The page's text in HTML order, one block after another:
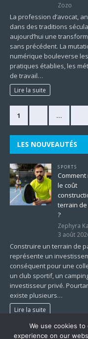
Zozo
La profession d’avocat,
dans des traditions
aujourd’hui une
sans précédent. La
numérique bouleverse les
pratiques établies, les
de travail…
Lire la suite
1 …
LES NOUVEAUTÉS
SPORTS
le coût
terrain
?
Zephyra
3 août
Construire un terrain de
représente un
conséquent pour une
un club sportif, un
investisseur privé.
existe plusieurs…
Lire la suite
1 2 … 225
We use cookies
experience on our